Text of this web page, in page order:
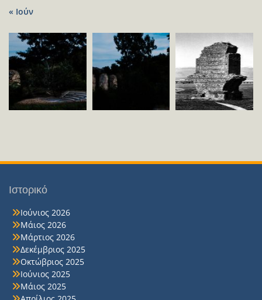
« Ιούν
Ιστορικό
Ιούνιος 2026
Μάιος 2026
Μάρτιος 2026
Δεκέμβριος 2025
Οκτώβριος 2025
Ιούνιος 2025
Μάιος 2025